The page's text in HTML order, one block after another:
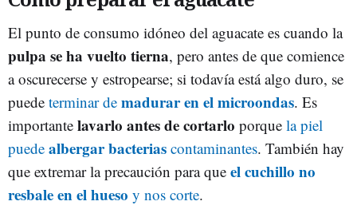
El punto de consumo idóneo del aguacate es cuando la
pulpa se ha vuelto tierna, pero antes de que comience
a oscurecerse y estropearse; si todavía está algo duro, se
puede terminar de madurar en el microondas. Es
importante lavarlo antes de cortarlo porque la piel
puede albergar bacterias contaminantes. También hay
que extremar la precaución para que el cuchillo no
resbale en el hueso y nos corte.